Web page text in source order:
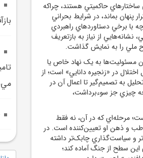
حاکميتي هستند، چراکه
پنهان بماند، در شرايط بحراني
در منطقه، گرچه با برخي دستاوردهاي راهبردي
نشانه‌هايي از نياز به بازتعريف
ملي را به نمايش گذاشت.
مسئوليت‌ها به يک نهاد خاص يا
در «زنجيره دانايي» است؛ از
به تصميم‌گير تا اعمال آن در
چيزي جز سوءبرداشت،
مرحله‌اي که در آن، نه فقط
و ذهن او تعيين‌کننده است. در
و سياست‌گذاري چابک‌تر داشته
اين سطح از جنگ آماده کند؛